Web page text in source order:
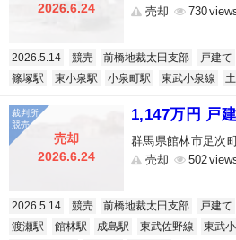
2026.6.24
売却
730
2026.5.14 競売 前橋地裁太田支部 戸建て
篠塚駅
東小泉駅 小泉町駅 東武小泉線
売却
2026.6.24
1,147万円 戸
群馬県館林市足次
売却
502
2026.5.14 競売 前橋地裁太田支部 戸建て
渡瀬駅
館林駅 成島駅 東武佐野線 東武